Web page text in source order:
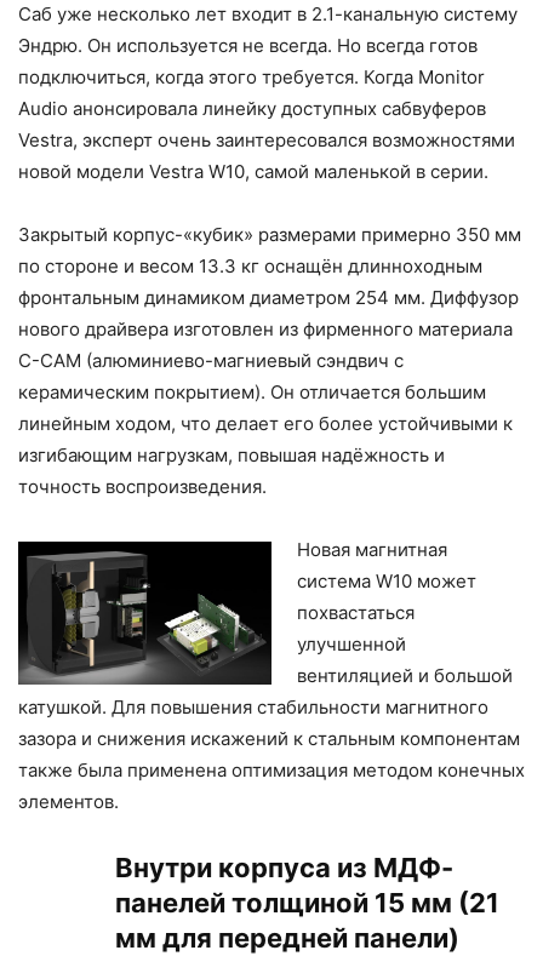
Саб уже несколько лет входит в 2.1-канальную систему
Эндрю. Он используется не всегда. Но всегда готов
подключиться, когда этого требуется. Когда Monitor
Audio анонсировала линейку доступных сабвуферов
Vestra, эксперт очень заинтересовался возможностями
новой модели Vestra W10, самой маленькой в серии.
Закрытый корпус-«кубик» размерами примерно 350 мм
по стороне и весом 13.3 кг оснащён длинноходным
фронтальным динамиком диаметром 254 мм. Диффузор
нового драйвера изготовлен из фирменного материала
C-CAM (алюминиево-магниевый сэндвич с
керамическим покрытием). Он отличается большим
линейным ходом, что делает его более устойчивыми к
изгибающим нагрузкам, повышая надёжность и
точность воспроизведения.
Новая магнитная
система W10 может
похвастаться
улучшенной
вентиляцией и большой
катушкой. Для повышения стабильности магнитного
зазора и снижения искажений к стальным компонентам
также была применена оптимизация методом конечных
элементов.
Внутри корпуса из МДФ-
панелей толщиной 15 мм (21
мм для передней панели)